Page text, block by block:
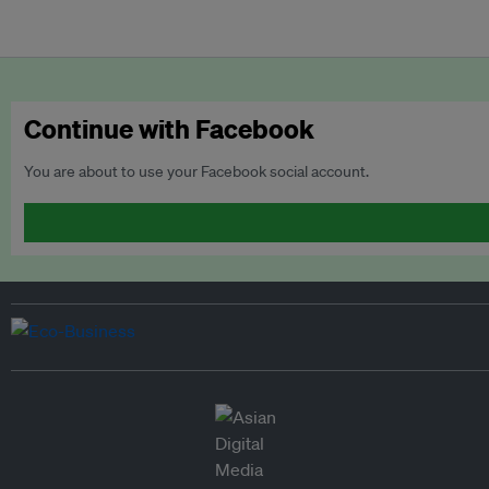
Continue with Facebook
You are about to use your Facebook social account.